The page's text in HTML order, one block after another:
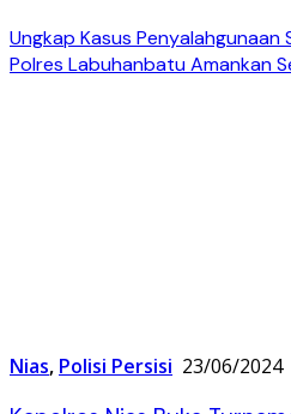
Ungkap Kasus Penyalahgunaan
Polres Labuhanbatu Amankan
Nias, Polisi Persisi 23/06/2024